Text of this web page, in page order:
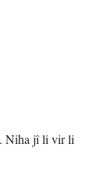
Niha jî li vir li